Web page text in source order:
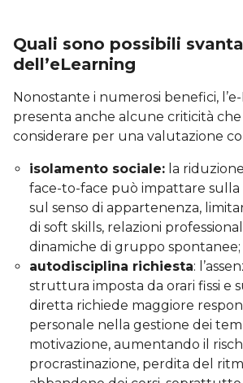
Quali sono possibili
dell’eLearning
Nonostante i numerosi benefici,
presenta anche alcune criticità
considerare per una valutazione
isolamento sociale: la
face-to-face può impattare sulla
sul senso di appartenenza,
di soft skills, relazioni
dinamiche di gruppo spontanee;
autodisciplina richiesta:
struttura imposta da orari fissi e
diretta richiede maggiore
personale nella gestione dei
motivazione, aumentando il
procrastinazione, perdita del